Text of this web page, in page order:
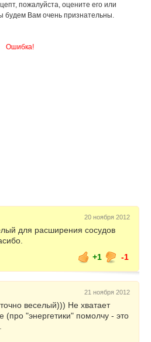
пожалуйста, оцените его или
будем Вам очень признательны.
Ошибка!
20 ноября 2012
для расширения сосудов
+1
-1
21 ноября 2012
веселый))) Не хватает
(про "энергетики" помолчу - это